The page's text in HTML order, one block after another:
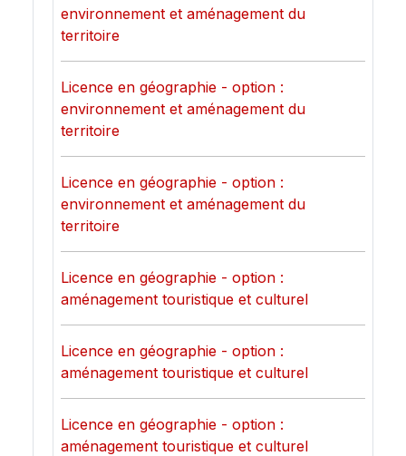
environnement et aménagement du
territoire
Licence en géographie - option :
environnement et aménagement du
territoire
Licence en géographie - option :
environnement et aménagement du
territoire
Licence en géographie - option :
aménagement touristique et culturel
Licence en géographie - option :
aménagement touristique et culturel
Licence en géographie - option :
aménagement touristique et culturel